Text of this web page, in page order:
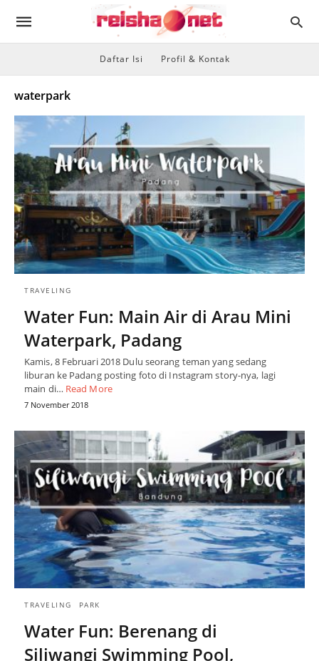
Daftar Isi Profil & Kontak
waterpark
TRAVELING
Water Fun: Main Air di Arau Mini
Waterpark, Padang
Kamis, 8 Februari 2018 Dulu seorang teman yang sedang
liburan ke Padang posting foto di Instagram story-nya, lagi
main di… Read More
7 November 2018
TRAVELING PARK
Water Fun: Berenang di
Siliwangi Swimming Pool,